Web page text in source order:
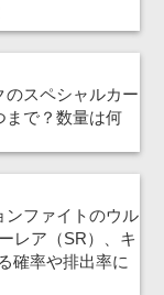
のスペシャルカー
まで？数量は何
ファイトのウル
レア（SR）、キ
確率や排出率に